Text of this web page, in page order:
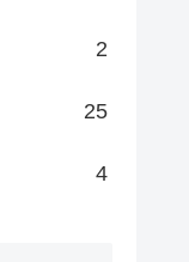
2
25
4